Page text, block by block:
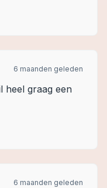
6 maanden geleden
heel graag een
6 maanden geleden